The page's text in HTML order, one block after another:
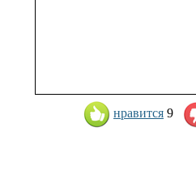
нравится 9